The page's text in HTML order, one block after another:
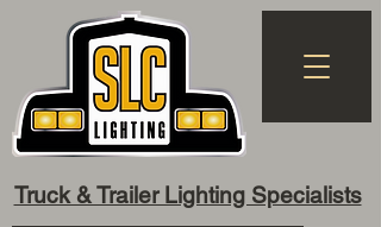
Truck & Trailer Lighting Specialists